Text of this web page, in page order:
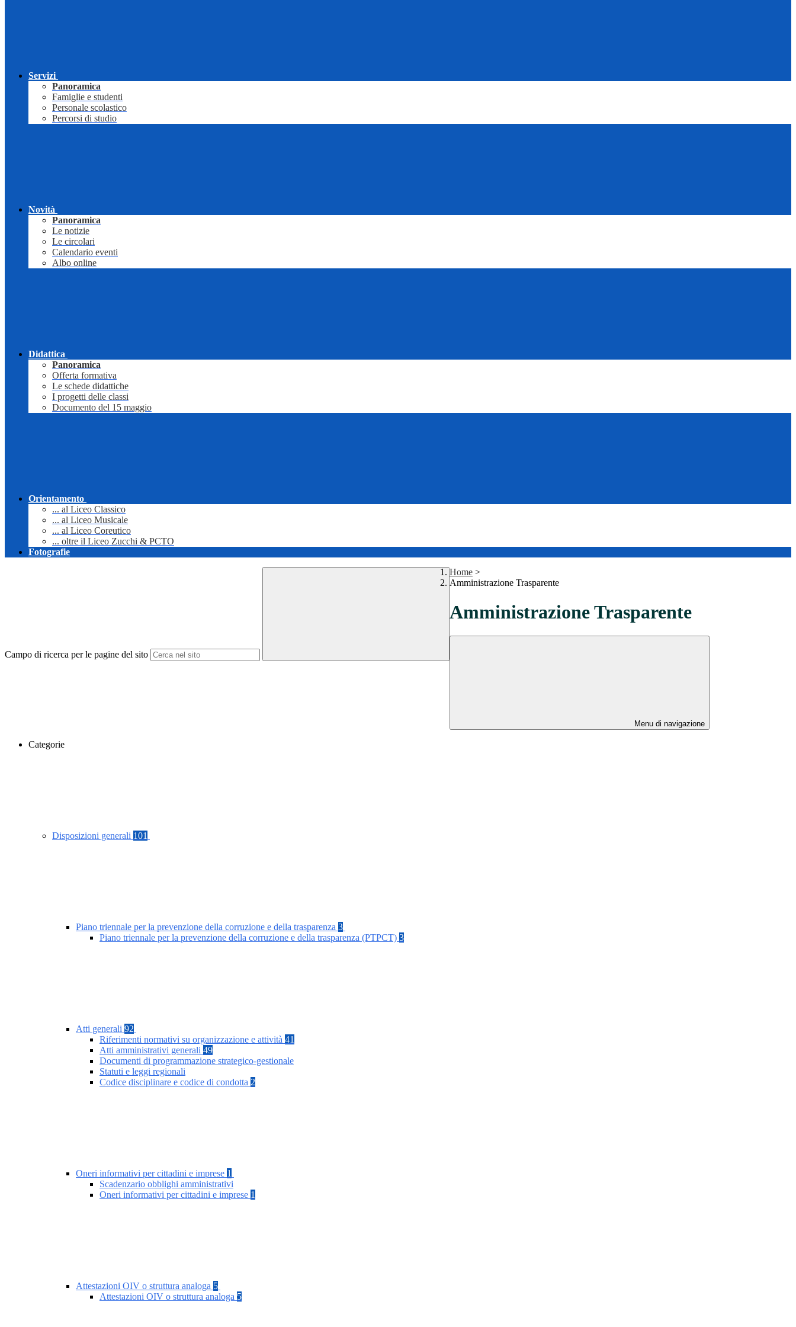
Servizi
Panoramica
Famiglie e studenti
Personale scolastico
Percorsi di studio
Novità
Panoramica
Le notizie
Le circolari
Calendario eventi
Albo online
Didattica
Panoramica
Offerta formativa
Le schede didattiche
I progetti delle classi
Documento del 15 maggio
Orientamento
... al Liceo Classico
... al Liceo Musicale
... al Liceo Coreutico
... oltre il Liceo Zucchi & PCTO
Fotografie
Campo di ricerca per le pagine del sito
Home >
Amministrazione Trasparente
Amministrazione Trasparente
Menu di navigazione
Categorie
Disposizioni generali 101
Piano triennale per la prevenzione della corruzione e della trasparenza 3
Piano triennale per la prevenzione della corruzione e della trasparenza (PTPCT) 3
Atti generali 92
Riferimenti normativi su organizzazione e attività 41
Atti amministrativi generali 49
Documenti di programmazione strategico-gestionale
Statuti e leggi regionali
Codice disciplinare e codice di condotta 2
Oneri informativi per cittadini e imprese 1
Scadenzario obblighi amministrativi
Oneri informativi per cittadini e imprese 1
Attestazioni OIV o struttura analoga 5
Attestazioni OIV o struttura analoga 5